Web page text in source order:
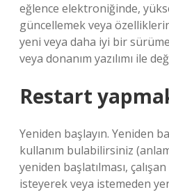
eğlence elektroniğinde,
güncellemek veya
yeni veya daha iyi bir
veya donanım yazılımı ile
Restart
Yeniden başlayın. Yeniden
kullanım bulabilirsiniz
yeniden başlatılması,
isteyerek veya istemeden